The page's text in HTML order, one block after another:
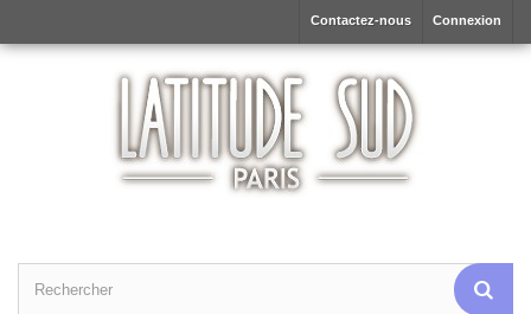
Connexion
Contactez-nous